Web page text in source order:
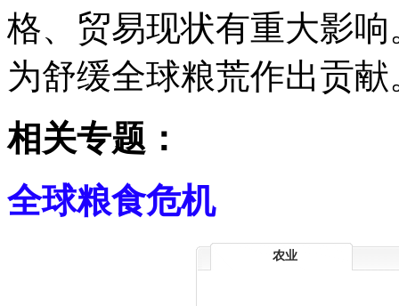
格、贸易现状有重大影
为舒缓全球粮荒作出贡
相关专题：
全球粮食危机
农业